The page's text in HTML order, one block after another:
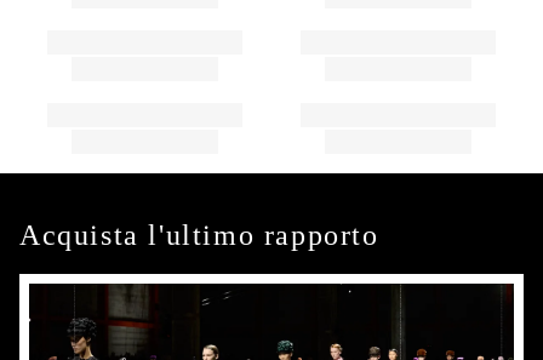
Acquista l'ultimo rapporto